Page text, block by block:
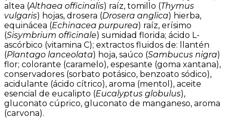
altea (Althaea officinalis) raíz, tomillo (Thymus
vulgaris) hojas, drosera (Drosera anglica) hierba,
equinácea (Echinacea purpurea) raíz, erísimo
(Sisymbrium officinale) sumidad florida; ácido L-
ascórbico (vitamina C); extractos fluidos de: llantén
(Plantago lanceolata) hoja, saúco (Sambucus nigra)
flor; colorante (caramelo), espesante (goma xantana),
conservadores (sorbato potásico, benzoato sódico),
acidulante (ácido cítrico), aroma (mentol), aceite
esencial de eucalipto (Eucalyptus globulus),
gluconato cúprico, gluconato de manganeso, aroma
(carvona).